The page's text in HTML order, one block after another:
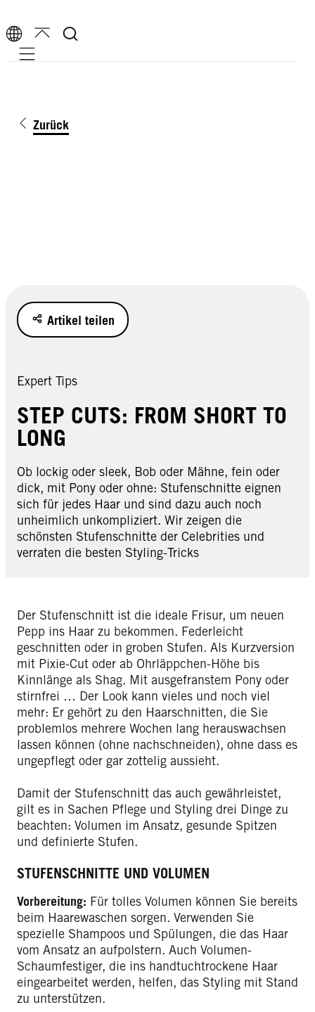
Mobile navigation
Zurück
Artikel teilen
Expert Tips
STEP CUTS: FROM SHORT TO
LONG
Ob lockig oder sleek, Bob oder Mähne, fein oder
dick, mit Pony oder ohne: Stufenschnitte eignen
sich für jedes Haar und sind dazu auch noch
unheimlich unkompliziert. Wir zeigen die
schönsten Stufenschnitte der Celebrities und
verraten die besten Styling-Tricks
Der Stufenschnitt ist die ideale Frisur, um neuen
Pepp ins Haar zu bekommen. Federleicht
geschnitten oder in groben Stufen. Als Kurzversion
mit Pixie-Cut oder ab Ohrläppchen-Höhe bis
Kinnlänge als Shag. Mit ausgefranstem Pony oder
stirnfrei … Der Look kann vieles und noch viel
mehr: Er gehört zu den Haarschnitten, die Sie
problemlos mehrere Wochen lang herauswachsen
lassen können (ohne nachschneiden), ohne dass es
ungepflegt oder gar zottelig aussieht.
Damit der Stufenschnitt das auch gewährleistet,
gilt es in Sachen Pflege und Styling drei Dinge zu
beachten: Volumen im Ansatz, gesunde Spitzen
und definierte Stufen.
STUFENSCHNITTE UND VOLUMEN
Vorbereitung: Für tolles Volumen können Sie bereits
beim Haarewaschen sorgen. Verwenden Sie
spezielle Shampoos und Spülungen, die das Haar
vom Ansatz an aufpolstern. Auch Volumen-
Schaumfestiger, die ins handtuchtrockene Haar
eingearbeitet werden, helfen, das Styling mit Stand
zu unterstützen.